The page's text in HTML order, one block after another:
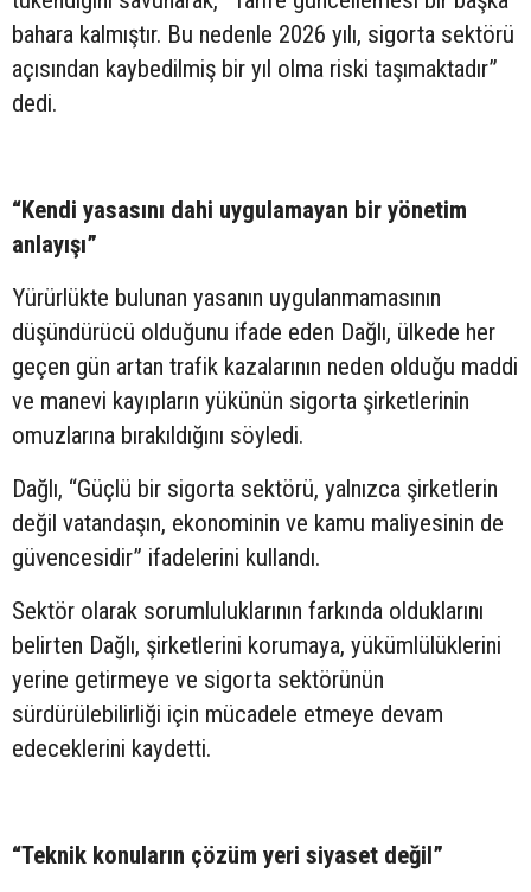
bahara kalmıştır. Bu nedenle 2026 yılı, sigorta sektörü
açısından kaybedilmiş bir yıl olma riski taşımaktadır”
dedi.
“Kendi yasasını dahi uygulamayan bir yönetim
anlayışı”
Yürürlükte bulunan yasanın uygulanmamasının
düşündürücü olduğunu ifade eden Dağlı, ülkede her
geçen gün artan trafik kazalarının neden olduğu maddi
ve manevi kayıpların yükünün sigorta şirketlerinin
omuzlarına bırakıldığını söyledi.
Dağlı, “Güçlü bir sigorta sektörü, yalnızca şirketlerin
değil vatandaşın, ekonominin ve kamu maliyesinin de
güvencesidir” ifadelerini kullandı.
Sektör olarak sorumluluklarının farkında olduklarını
belirten Dağlı, şirketlerini korumaya, yükümlülüklerini
yerine getirmeye ve sigorta sektörünün
sürdürülebilirliği için mücadele etmeye devam
edeceklerini kaydetti.
“Teknik konuların çözüm yeri siyaset değil”